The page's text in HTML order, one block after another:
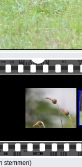
stemmen)